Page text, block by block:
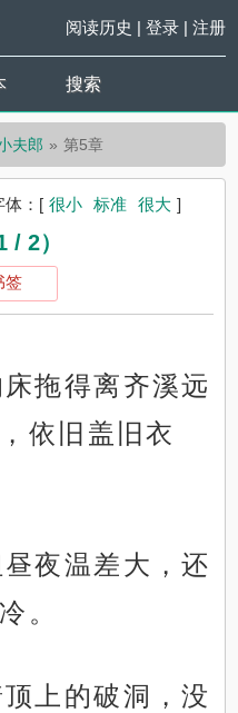
阅读历史 | 登录| 注册
搜索
夫郎 第5章
体： [ 很小 标准 很大 ]
/ 2）
签
拖得离齐溪远
依旧盖旧衣
夜温差大，还
。
上的破洞，没